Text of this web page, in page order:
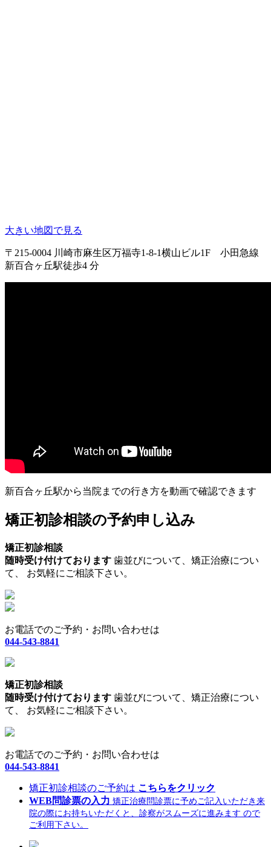
大きい地図で見る
〒215-0004 川崎市麻生区万福寺1-8-1横山ビル1F 小田急線
新百合ヶ丘駅徒歩4 分
新百合ヶ丘駅から当院までの行き方を動画で確認できます
矯正初診相談の予約申し込み
矯正初診相談
随時受け付けております 歯並びについて、矯正治療につい
て、 お気軽にご相談下さい。
お電話でのご予約・お問い合わせは
044-543-8841
矯正初診相談
随時受け付けております 歯並びについて、矯正治療につい
て、 お気軽にご相談下さい。
お電話でのご予約・お問い合わせは
044-543-8841
矯正初診相談のご予約は こちらをクリック
WEB問診票の入力 矯正治療問診票に予めご記入いただき来
院の際にお持ちいただくと、診察がスムーズに進みます ので
ご利用下さい。